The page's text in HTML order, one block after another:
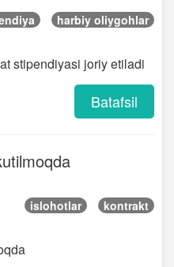
harbiy oliygohlar
stipendiyasi joriy etiladi
Batafsil
islohotlar kontrakt